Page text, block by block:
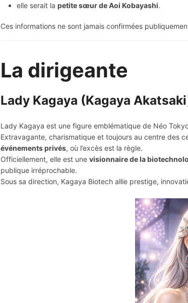
elle serait la petite sœur de Aoi Kobayashi.
Ces informations ne sont jamais confirmées
La dirigeante
Lady Kagaya (Kagaya
Lady Kagaya est une figure emblématique de Néo
Extravagante, charismatique et toujours au centre des
événements privés, où l’excès est la règle.
Officiellement, elle est une visionnaire de la
publique irréprochable.
Sous sa direction, Kagaya Biotech allie prestige,